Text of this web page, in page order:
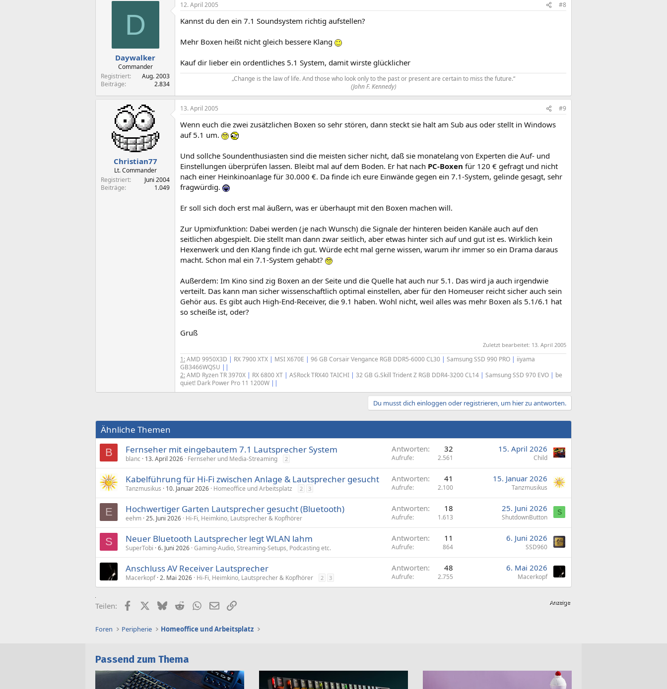
D
Daywalker
Commander
Registriert
Aug. 2003
Beiträge
2.834
12. April 2005 #8
Kannst du den ein 7.1 Soundsystem richtig aufstellen?
Mehr Boxen heißt nicht gleich bessere Klang
Kauf dir lieber ein ordentliches 5.1 System, damit wirste glücklicher
„Change is the law of life. And those who look only to the past or present are certain to miss the future.“
(John F. Kennedy)
Christian77
Lt. Commander
Registriert
Juni 2004
Beiträge
1.049
13. April 2005 #9
Wenn euch die zwei zusätzlichen Boxen so sehr stören, dann steckt sie halt am Sub aus oder stellt in Windows
auf 5.1 um.
Und sollche Soundenthusiasten sind die meisten sicher nicht, daß sie monatelang von Experten die Auf- und
Einstellungen überprüfen lassen. Bleibt mal auf dem Boden. Er hat nach PC-Boxen für 120 € gefragt und nicht
nach einer Heinkinoanlage für 30.000 €. Da finde ich eure Einwände gegen ein 7.1-System, gelinde gesagt, sehr
fragwürdig.
Er soll sich doch erst mal äußern, was er überhaupt mit den Boxen machen will.
Zur Upmixfunktion: Dabei werden (je nach Wunsch) die Signale der hinteren beiden Kanäle auch auf den
seitlichen abgespielt. Die stellt man dann zwar seitlich, aber etwas hinter sich auf und gut ist es. Wirklich kein
Hexenwerk und den Klang finde ich gut. Würde echt mal gerne wissen, warum ihr immer so ein Drama daraus
macht. Schon mal ein 7.1-System gehabt?
Außerdem: Im Kino sind zig Boxen an der Seite und die Quelle hat auch nur 5.1. Das wird ja auch irgendwie
verteilt. Das kann man sicher wissenschaftlich optimal einstellen, aber für den Homeuser reicht sicher auch sein
Gehör aus. Es gibt auch High-End-Receiver, die 9.1 haben. Wohl nicht, weil alles was mehr Boxen als 5.1/6.1 hat
so scheiße ist, oder?
Gruß
Zuletzt bearbeitet: 13. April 2005
1:AMD 9950X3D | RX 7900 XTX | MSI X670E | 96 GB Corsair Vengance RGB DDR5-6000 CL30 | Samsung SSD 990 PRO | iiyama
GB3466WQSU ||
2:AMD Ryzen TR 3970X | RX 6800 XT | ASRock TRX40 TAICHI | 32 GB G.Skill Trident Z RGB DDR4-3200 CL14 | Samsung SSD 970 EVO | be
quiet! Dark Power Pro 11 1200W ||
Du musst dich einloggen oder registrieren, um hier zu antworten.
Ähnliche Themen
B Fernseher mit eingebautem 7.1 Lautsprecher System
blanc 13. April 2026 Fernseher und Media-Streaming 2
Antworten 32
Aufrufe 2.561
15. April 2026
Child
Kabelführung für Hi-Fi zwischen Anlage & Lautsprecher gesucht
Tanzmusikus 10. Januar 2026 Homeoffice und Arbeitsplatz 2 3
Antworten 41
Aufrufe 2.100
15. Januar 2026
Tanzmusikus
E Hochwertiger Garten Lautsprecher gesucht (Bluetooth)
eehm 25. Juni 2026 Hi-Fi, Heimkino, Lautsprecher & Kopfhörer
Antworten 18
Aufrufe 1.613
25. Juni 2026
ShutdownButton
S
S Neuer Bluetooth Lautsprecher legt WLAN lahm
SuperTobi 6. Juni 2026 Gaming-Audio, Streaming-Setups, Podcasting etc.
Antworten 11
Aufrufe 864
6. Juni 2026
SSD960
Anschluss AV Receiver Lautsprecher
Macerkopf 2. Mai 2026 Hi-Fi, Heimkino, Lautsprecher & Kopfhörer 2 3
Antworten 48
Aufrufe 2.755
6. Mai 2026
Macerkopf
Teilen: FacebookX (Twitter)
BlueskyRedditWhatsApp
E-MailLink
Foren Peripherie Homeoffice und Arbeitsplatz
Passend zum Thema